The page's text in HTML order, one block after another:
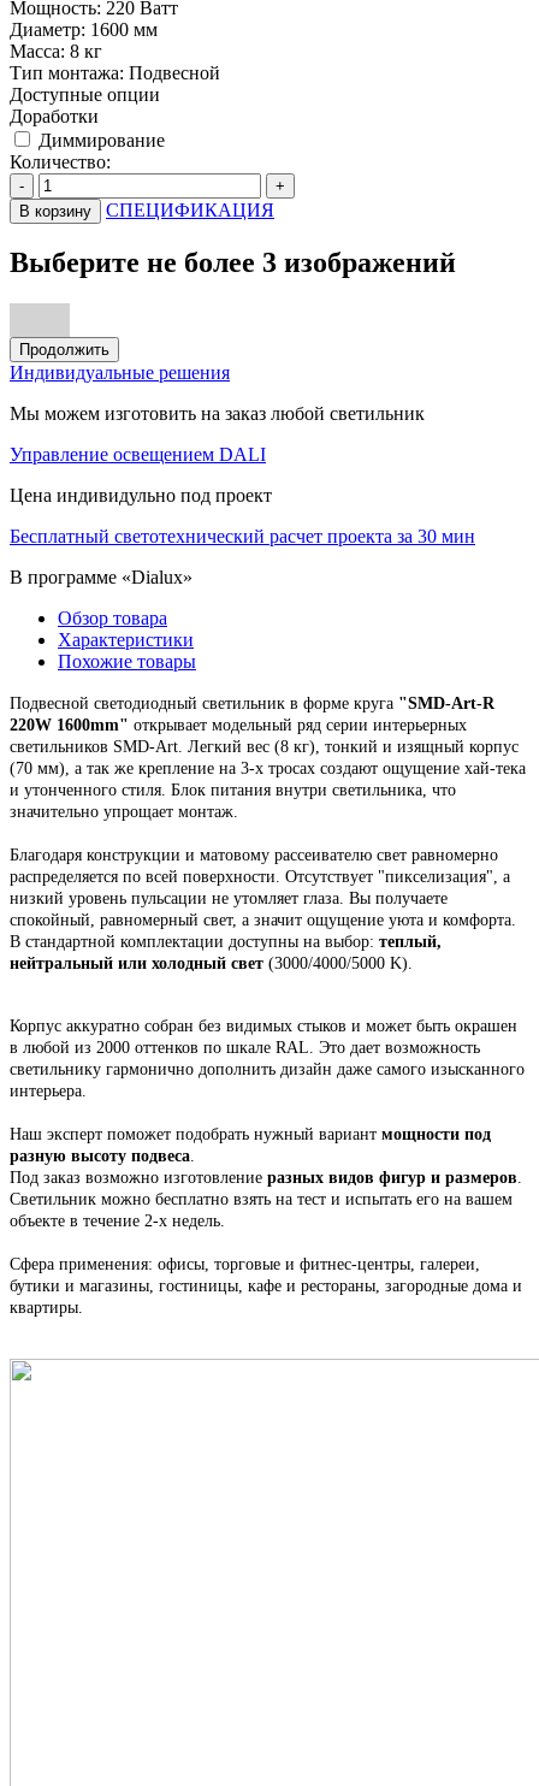
Мощность: 220 Ватт
Диаметр: 1600 мм
Масса: 8 кг
Тип монтажа: Подвесной
Доступные опции
Доработки
Диммирование
Количество:
-
+
В корзину
СПЕЦИФИКАЦИЯ
Выберите не более 3 изображений
Продолжить
Индивидуальные решения
Мы можем изготовить на заказ любой светильник
Управление освещением DALI
Цена индивидульно под проект
Бесплатный светотехнический расчет проекта за 30 мин
В программе «Dialux»
Обзор товара
Характеристики
Похожие товары
Подвесной светодиодный светильник в форме круга "SMD-Art-R
220W 1600mm" открывает модельный ряд серии интерьерных
светильников SMD-Art. Легкий вес (8 кг), тонкий и изящный корпус
(70 мм), а так же крепление на 3-х тросах создают ощущение хай-тека
и утонченного стиля. Блок питания внутри светильника, что
значительно упрощает монтаж.
Благодаря конструкции и матовому рассеивателю свет равномерно
распределяется по всей поверхности. Отсутствует "пикселизация", а
низкий уровень пульсации не утомляет глаза. Вы получаете
спокойный, равномерный свет, а значит ощущение уюта и комфорта.
В стандартной комплектации доступны на выбор: теплый,
нейтральный или холодный свет (3000/4000/5000 K).
Корпус аккуратно собран без видимых стыков и может быть окрашен
в любой из 2000 оттенков по шкале RAL. Это дает возможность
светильнику гармонично дополнить дизайн даже самого изысканного
интерьера.
Наш эксперт поможет подобрать нужный вариант мощности под
разную высоту подвеса.
Под заказ возможно изготовление разных видов фигур и размеров.
Светильник можно бесплатно взять на тест и испытать его на вашем
объекте в течение 2-х недель.
Сфера применения: офисы, торговые и фитнес-центры, галереи,
бутики и магазины, гостиницы, кафе и рестораны, загородные дома и
квартиры.